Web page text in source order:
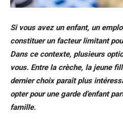
Si vous avez un enfant, un
constituer un facteur limitant
Dans ce contexte, plusieurs
vous. Entre la crèche, la jeune
dernier choix paraît plus
opter pour une garde d’enfant
famille.